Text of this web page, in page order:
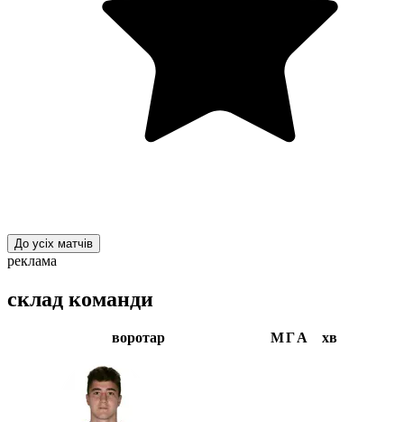
До усіх матчів
реклама
склад команди
воротар МГА хв